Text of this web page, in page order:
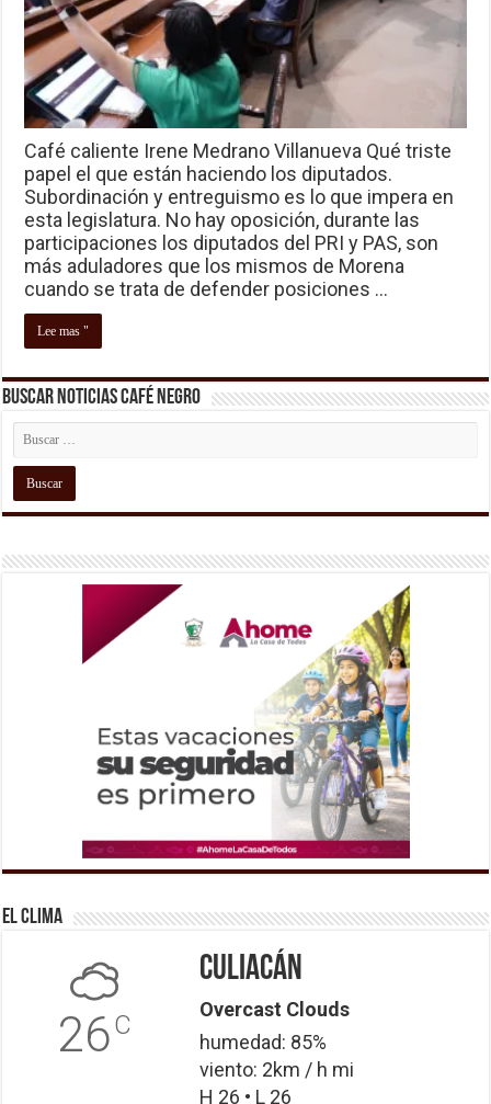
Café caliente Irene Medrano Villanueva Qué triste
papel el que están haciendo los diputados.
Subordinación y entreguismo es lo que impera en
esta legislatura. No hay oposición, durante las
participaciones los diputados del PRI y PAS, son
más aduladores que los mismos de Morena
cuando se trata de defender posiciones …
Lee mas "
Buscar Noticias Café Negro
El Clima
26C
Culiacán
Overcast Clouds
humedad: 85%
viento: 2km / h mi
H 26 • L 26